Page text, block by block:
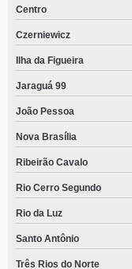
Centro
Czerniewicz
Ilha da Figueira
Jaraguá 99
João Pessoa
Nova Brasília
Ribeirão Cavalo
Rio Cerro Segundo
Rio da Luz
Santo Antônio
Três Rios do Norte